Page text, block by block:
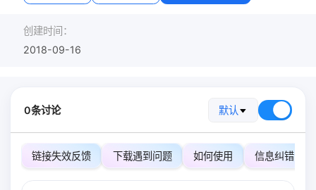
创建时间：
2018-09-16
0条讨论 默认
链接失效反馈 下载遇到问题 如何使用 信息纠错